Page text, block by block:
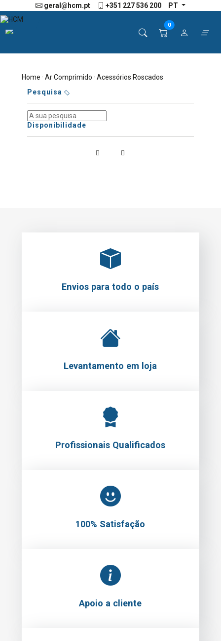
geral@hcm.pt +351 227 536 200 PT
0
Home ·Ar Comprimido · Acessórios Roscados
Pesquisa
Disponibilidade
Envios para todo o país
Levantamento em loja
Profissionais Qualificados
100% Satisfação
Apoio a cliente